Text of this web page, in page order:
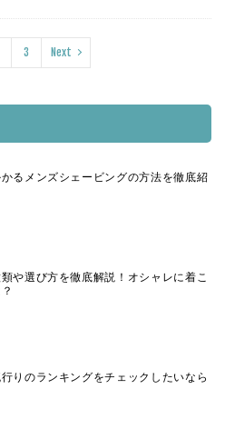
3 Next
るメンズシェービングの方法を徹底紹
や選び方を徹底解説！オシャレに着こ
りのランキングをチェックしたいなら